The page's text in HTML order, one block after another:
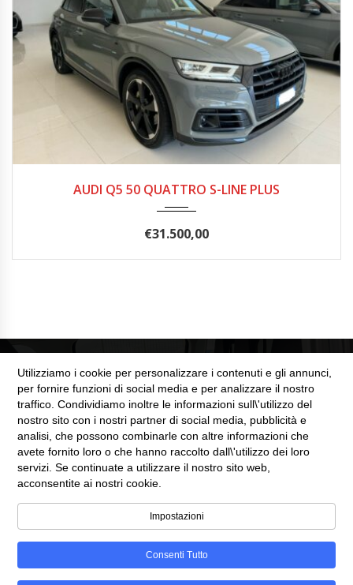
AUDI Q5 50 QUATTRO S-LINE PLUS
€31.500,00
SEZIONE LEGALE
Cookie Policy
Privacy Policy
Utilizziamo i cookie per personalizzare i contenuti e gli annunci,
per fornire funzioni di social media e per analizzare il nostro
traffico. Condividiamo inoltre le informazioni sull\'utilizzo del
nostro sito con i nostri partner di social media, pubblicità e
analisi, che possono combinarle con altre informazioni che
avete fornito loro o che hanno raccolto dall\'utilizzo dei loro
servizi. Se continuate a utilizzare il nostro sito web,
acconsentite ai nostri cookie.
Impostazioni
Consenti Tutto